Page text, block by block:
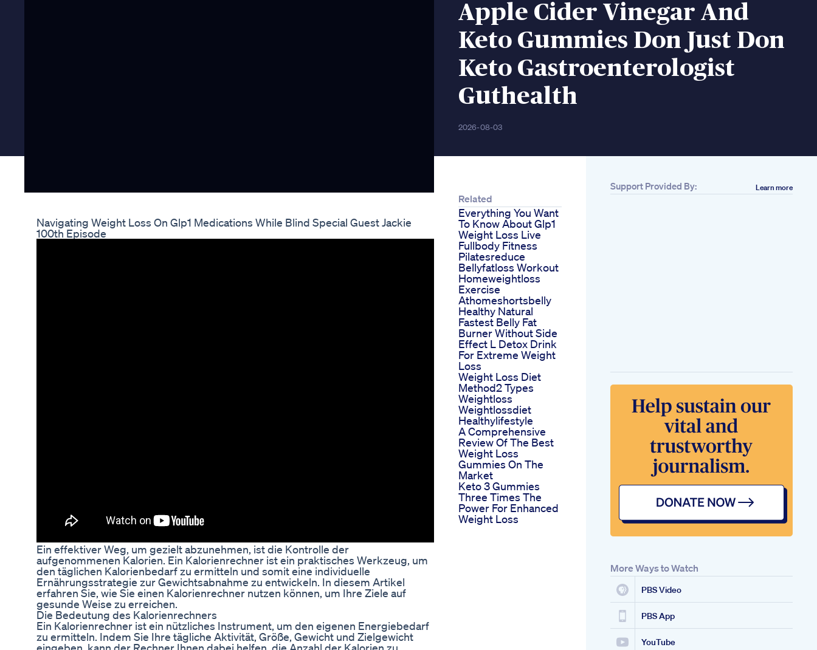
Apple Cider Vinegar And
Keto Gummies Don Just Don
Keto Gastroenterologist
Guthealth
2026-08-03
Navigating Weight Loss On Glp1 Medications While Blind Special Guest Jackie
100th Episode
Ein effektiver Weg, um gezielt abzunehmen, ist die Kontrolle der
aufgenommenen Kalorien. Ein Kalorienrechner ist ein praktisches Werkzeug, um
den täglichen Kalorienbedarf zu ermitteln und somit eine individuelle
Ernährungsstrategie zur Gewichtsabnahme zu entwickeln. In diesem Artikel
erfahren Sie, wie Sie einen Kalorienrechner nutzen können, um Ihre Ziele auf
gesunde Weise zu erreichen.
Die Bedeutung des Kalorienrechners
Ein Kalorienrechner ist ein nützliches Instrument, um den eigenen Energiebedarf
zu ermitteln. Indem Sie Ihre tägliche Aktivität, Größe, Gewicht und Zielgewicht
Related
Everything You Want
To Know About Glp1
Weight Loss Live
Fullbody Fitness
Pilatesreduce
Bellyfatloss Workout
Homeweightloss
Exercise
Athomeshortsbelly
Healthy Natural
Fastest Belly Fat
Burner Without Side
Effect L Detox Drink
For Extreme Weight
Loss
Weight Loss Diet
Method2 Types
Weightloss
Weightlossdiet
Healthylifestyle
A Comprehensive
Review Of The Best
Weight Loss
Gummies On The
Market
Keto 3 Gummies
Three Times The
Power For Enhanced
Weight Loss
Support Provided By: Learn more
More Ways to Watch
PBS Video
PBS App
YouTube